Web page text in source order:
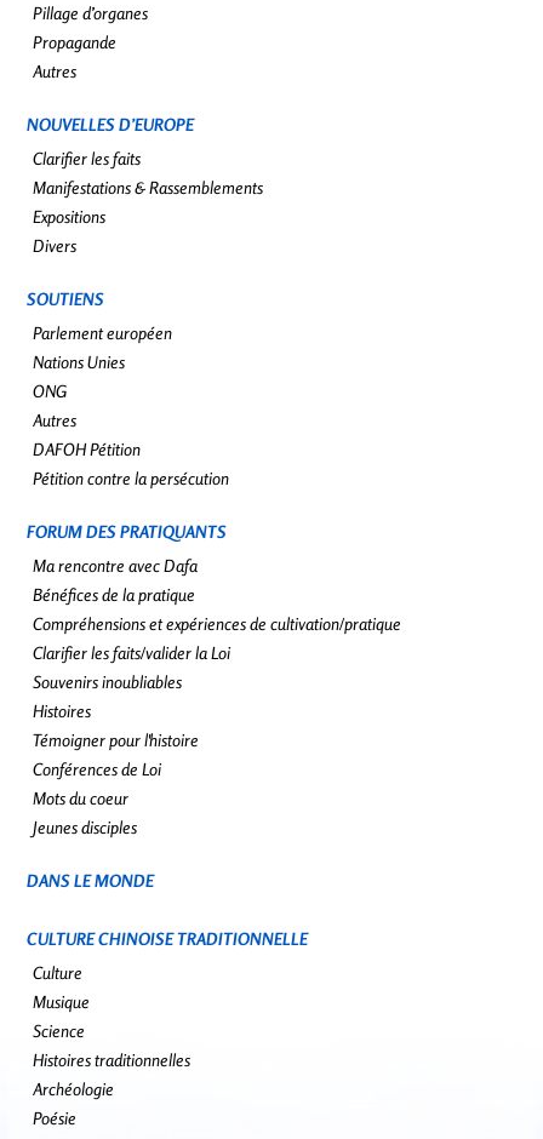
Pillage d’organes
Propagande
Autres
NOUVELLES D’EUROPE
Clarifier les faits
Manifestations & Rassemblements
Expositions
Divers
SOUTIENS
Parlement européen
Nations Unies
ONG
Autres
DAFOH Pétition
Pétition contre la persécution
FORUM DES PRATIQUANTS
Ma rencontre avec Dafa
Bénéfices de la pratique
Compréhensions et expériences de cultivation/pratique
Clarifier les faits/valider la Loi
Souvenirs inoubliables
Histoires
Témoigner pour l'histoire
Conférences de Loi
Mots du coeur
Jeunes disciples
DANS LE MONDE
CULTURE CHINOISE TRADITIONNELLE
Culture
Musique
Science
Histoires traditionnelles
Archéologie
Poésie